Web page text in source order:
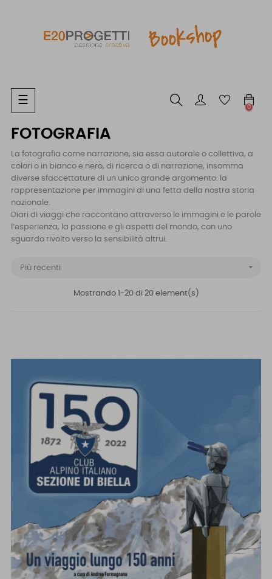
navigazione
Toggle
☰
0
FOTOGRAFIA
La fotografia come narrazione, sia essa autorale o collettiva, a
colori o in bianco e nero, di ricerca o di narrazione, insomma
diverse sfaccettature di un unico grande argomento: la
rappresentazione per immagini di una fetta della nostra storia
nazionale.
Diari di viaggi che raccontano attraverso le immagini e le parole
l’esperienza, la passione e gli aspetti del mondo, con uno
sguardo rivolto verso la sensibilità altrui.
Più recenti 
Mostrando 1-20 di 20 element(s)